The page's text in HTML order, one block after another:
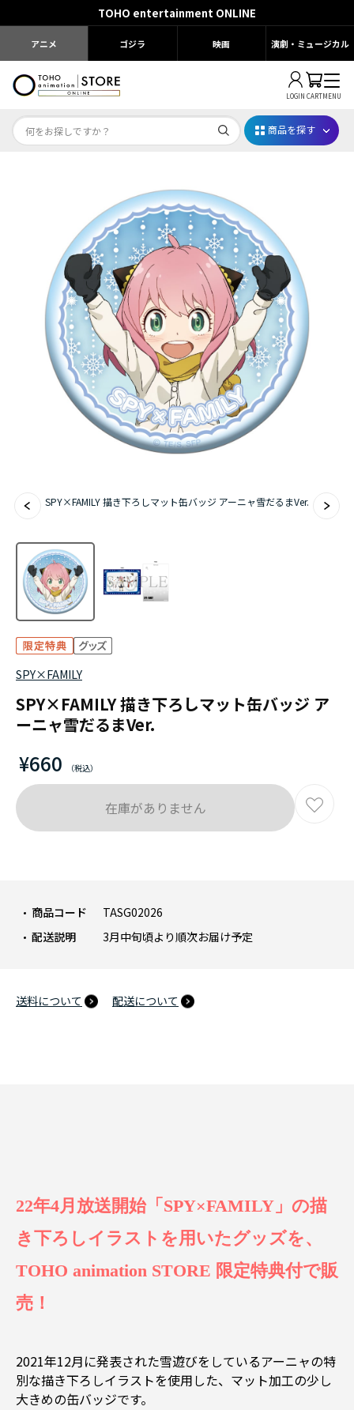
TOHO entertainment ONLINE
アニメ ゴジラ 映画 演劇・ミュージカル
LOGIN CARTMENU
Dr.STONE STONE FES.2026
映画ちいかわ
じゅじゅフェス 2026
薬屋のひとりごと 夏の園遊会2026
名探偵コナン
アニメ『僕のヒーローアカデミア』10周年
ハイキュー!!ジャージ＆ユニフォーム
『ふつつかな悪女ではございますが ～雛宮蝶鼠と
商品を探す
SPY×FAMILY 描き下ろしマット缶バッジ アーニャ雪だるまVer.
SPY×FAMILY
SPY×FAMILY 描き下ろしマット缶バッジ ア
ーニャ雪だるまVer.
¥660
商品コード
TASG02026
配送説明
3月中旬頃より順次お届け予定
送料について 配送について
在庫がありません
22年4月放送開始「SPY×FAMILY」の描
き下ろしイラストを用いたグッズを、
TOHO animation STORE 限定特典付で販
売！
2021年12月に発表された雪遊びをしているアーニャの特
別な描き下ろしイラストを使用した、マット加工の少し
大きめの缶バッジです。